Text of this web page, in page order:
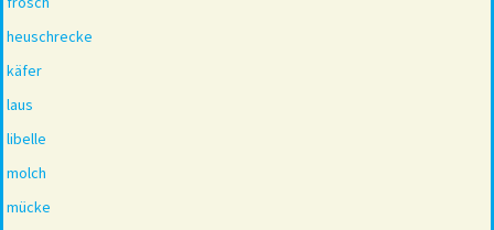
heuschrecke
käfer
laus
libelle
molch
mücke